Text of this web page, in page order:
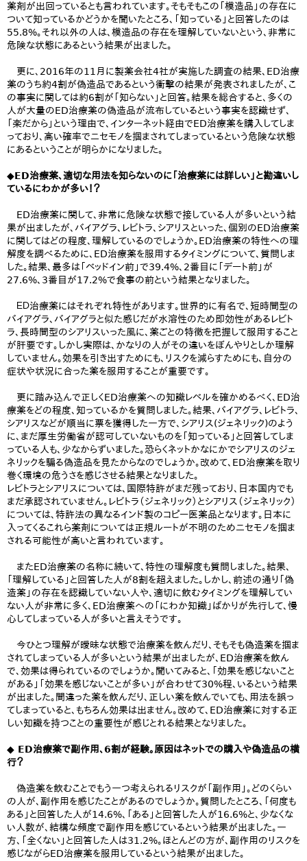
薬剤が出回っているとも言われています。そもそもこの「模造品」の存在に
ついて知っているかどうかを聞いたところ、「知っている」と回答したのは
55.8%。それ以外の人は、模造品の存在を理解していないという、非常に
危険な状態にあるという結果が出ました。
更に、2016年の11月に製薬会社4社が実施した調査の結果、ED治療
薬のうち約4割が偽造品であるという衝撃の結果が発表されましたが、こ
の事実に関しては約6割が「知らない」と回答。結果を総合すると、多くの
人が大量のED治療薬の偽造品が流布しているという事実を認識せず、
「楽だから」という理由で、インターネット経由でED治療薬を購入してしま
っており、高い確率でニセモノを掴まされてしまっているという危険な状態
にあるということが明らかになりました。
◆ED治療薬、適切な用法を知らないのに「治療薬には詳しい」と勘違いし
ているにわかが多い！？
ED治療薬に関して、非常に危険な状態で接している人が多いという結
果が出ましたが、バイアグラ、レビトラ、シアリスといった、個別のED治療薬
に関してはどの程度、理解しているのでしょうか。ED治療薬の特性への理
解度を調べるために、ED治療薬を服用するタイミングについて、質問しま
した。結果、最多は「ベッドイン前」で39.4%、2番目に「デート前」が
27.6%、3番目が17.2%で食事の前という結果となりました。
ＥＤ治療薬にはそれぞれ特性があります。世界的に有名で、短時間型の
バイアグラ、バイアグラと似た感じだが水溶性のため即効性があるレビト
ラ、長時間型のシアリスいった風に、薬ごとの特徴を把握して服用すること
が肝要です。しかし実際は、かなりの人がその違いをぼんやりとしか理解
していません。効果を引き出すためにも、リスクを減らすためにも、自分の
症状や状況に合った薬を服用することが重要です。
更に踏み込んで正しくED治療薬への知識レベルを確かめるべく、ED治
療薬をどの程度、知っているかを質問しました。結果、バイアグラ、レビトラ、
シアリスなどが順当に票を獲得した一方で、シアリス(ジェネリック)のよう
に、まだ厚生労働省が認可していないものを「知っている」と回答してしま
っている人も、少なからずいました。恐らくネットかなにかでシアリスのジェ
ネリックを騙る偽造品を見たからなのでしょうか。改めて、ED治療薬を取り
巻く環境の危うさを感じさせる結果となりました。
レビトラとシアリスについては、国際特許がまだ残っており、日本国内でも
まだ承認されていません。レビトラ（ジェネリック）とシアリス（ジェネリック）
については、特許法の異なるインド製のコピー医薬品となります。日本に
入ってくるこれら薬剤については正規ルートが不明のためニセモノを掴ま
される可能性が高いと言われています。
またED治療薬の名称に続いて、特性の理解度も質問しました。結果、
「理解している」と回答した人が8割を超えました。しかし、前述の通り「偽
造薬」の存在を認識していない人や、適切に飲むタイミングを理解してい
ない人が非常に多く、ED治療薬への「にわか知識」ばかりが先行して、慢
心してしまっている人が多いと言えそうです。
今ひとつ理解が曖昧な状態で治療薬を飲んだり、そもそも偽造薬を掴ま
されてしまっている人が多いという結果が出ましたが、ED治療薬を飲ん
で、効果は得られているのでしょうか。聞いてみると、「効果を感じないこと
がある」「効果を感じないことが多い」が合わせて30%程、いるという結果
が出ました。間違った薬を飲んだり、正しい薬を飲んでいても、用法を誤っ
てしまっていると、もちろん効果は出ません。改めて、ED治療薬に対する正
しい知識を持つことの重要性が感じとれる結果となりました。
◆ ED治療薬で副作用、6割が経験。原因はネットでの購入や偽造品の横
行？
偽造薬を飲むことでもう一つ考えられるリスクが「副作用」。どのくらい
の人が、副作用を感じたことがあるのでしょうか。質問したところ、「何度も
ある」と回答した人が14.6%、「ある」と回答した人が16.6%と、少なくな
い人数が、結構な頻度で副作用を感じているという結果が出ました。一
方、「全くない」と回答した人は31.2%。ほとんどの方が、副作用のリスクを
感じながらED治療薬を服用しているという結果が出ました。